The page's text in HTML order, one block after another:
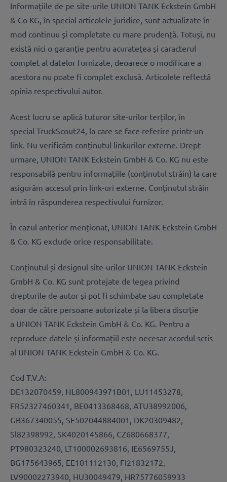
Informațiile de pe site-urile UNION TANK Eckstein GmbH
& Co KG, în special articolele juridice, sunt actualizate în
mod continuu și completate cu mare prudență. Totuși, nu
există nici o garanție pentru acuratețea și caracterul
complet al datelor furnizate, deoarece o modificare a
acestora nu poate fi complet exclusă. Articolele reflectă
opinia respectivului autor.
Acest lucru se aplică tuturor site-urilor terților, în
special TruckScout24, la care se face referire printr-un
link. Nu verificăm conținutul linkurilor externe. Drept
urmare, UNION TANK Eckstein GmbH & Co. KG nu este
responsabilă pentru informațiile (conținutul străin) la care
asigurăm accesul prin link-uri externe. Conținutul străin
intră în răspunderea respectivului furnizor.
În cazul anterior menționat, UNION TANK Eckstein GmbH
& Co. KG exclude orice responsabilitate.
Conținutul și designul site-urilor UNION TANK Eckstein
GmbH & Co. KG sunt protejate de legea privind
drepturile de autor și pot fi schimbate sau completate
doar de către persoane autorizate și la libera discrție
a UNION TANK Eckstein GmbH & Co. KG. Pentru a
reproduce datele și informațiil este necesar acordul scris
al UNION TANK Eckstein GmbH & Co. KG.
Cod T.V.A:
DE132070459, NL800943971B01, LU11453278,
FR52327460341, BE0413368468, ATU38992006,
GB367340055, SE502044884001, DK20309482,
Sl82398992, SK4020145866, CZ680668377,
PT980323240, LT100002693816, IE6569755J,
BG175643965, EE101112130, FI21832172,
LV90002273940, HU30049479, HR75776059933